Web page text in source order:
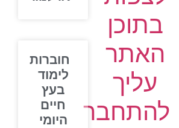
בתוכן
האתר
עליך
להתחבר
חוברות
לימוד
בעץ
חיים
היומי